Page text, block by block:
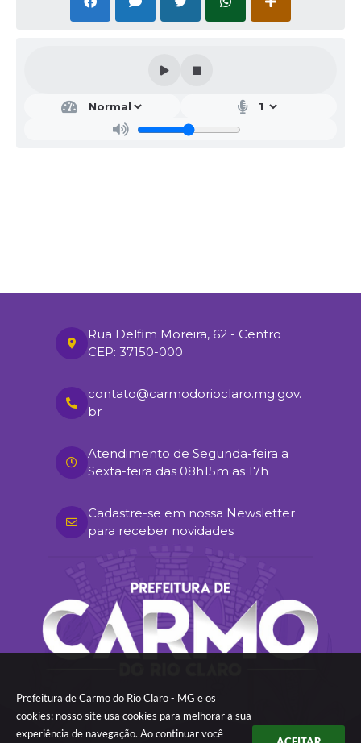
Prefeitura de Carmo do Rio Claro - MG e os
cookies: nosso site usa cookies para melhorar a sua
experiência de navegação. Ao continuar você
Rua Delfim Moreira, 62 - Centro
CEP: 37150-000
contato@carmodorioclaro.mg.gov.
br
Atendimento de Segunda-feira a
Sexta-feira das 08h15m as 17h
Cadastre-se em nossa Newsletter
para receber novidades